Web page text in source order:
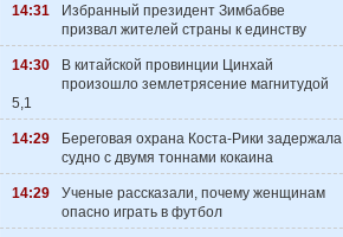
14:31
Избранный президент Зимбабве
призвал жителей страны к единству
14:30
В китайской провинции Цинхай
произошло землетрясение магнитудой
5,1
14:29
Береговая охрана Коста-Рики задержала
судно с двумя тоннами кокаина
14:29
Ученые рассказали, почему женщинам
опасно играть в футбол